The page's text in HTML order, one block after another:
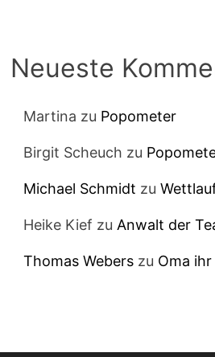
Neueste
Martina zu Popometer
Birgit Scheuch zu
Michael Schmidt zu
Heike Kief zu Anwalt der
Thomas Webers zu Oma ihr